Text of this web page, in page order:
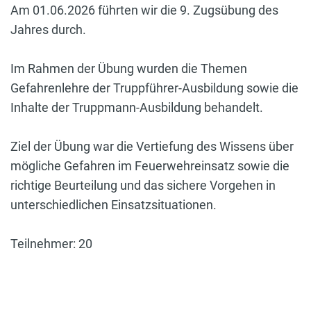
Am 01.06.2026 führten wir die 9. Zugsübung des
Jahres durch.
Im Rahmen der Übung wurden die Themen
Gefahrenlehre der Truppführer-Ausbildung sowie die
Inhalte der Truppmann-Ausbildung behandelt.
Ziel der Übung war die Vertiefung des Wissens über
mögliche Gefahren im Feuerwehreinsatz sowie die
richtige Beurteilung und das sichere Vorgehen in
unterschiedlichen Einsatzsituationen.
Teilnehmer: 20